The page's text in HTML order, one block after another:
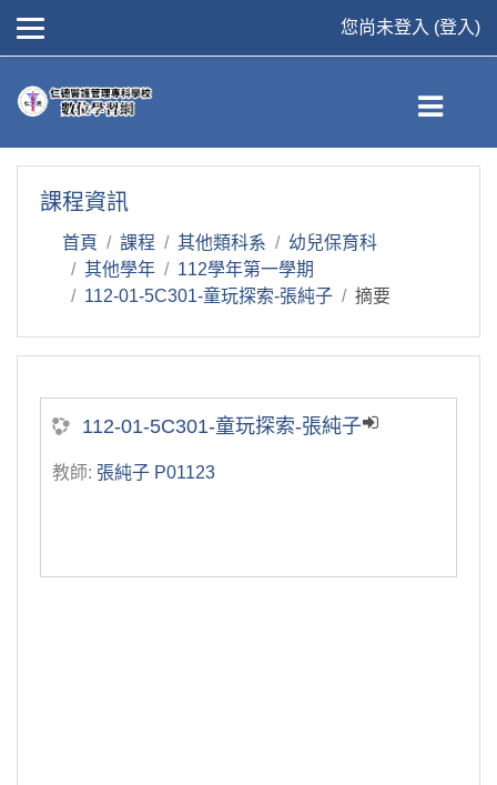
您尚未登入 (登入)
課程資訊
首頁 課程 其他類科系
幼兒保育科
其他學年
112學年第一學期
112-01-5C301-童玩探索-張純子
摘要
112-01-5C301-童玩探索-張純子
教師: 張純子 P01123